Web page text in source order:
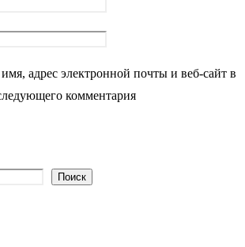
адрес электронной почты и веб-сайт в
комментария
Поиск